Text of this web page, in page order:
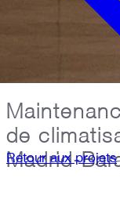
de
Madrid-
Retour aux projets